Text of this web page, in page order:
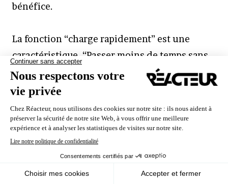
bénéfice.
La fonction “charge rapidement” est une
caractéristique. “Passer moins de temps sans
avoir à brancher” est le bénéfice lié à cette
caractéristique.
Une fois que vous avez décomposé les
caractéristiques et les bénéfices de votre
produit au sein du thème que vous souhaitez
mettre en avant, le texte de votre article ou
Nous utilisons des cookies pour vous garantir la meilleure
expérience sur notre site. Si vous continuez à utiliser ce
dernier, nous considérerons que vous acceptez l'utilisation des